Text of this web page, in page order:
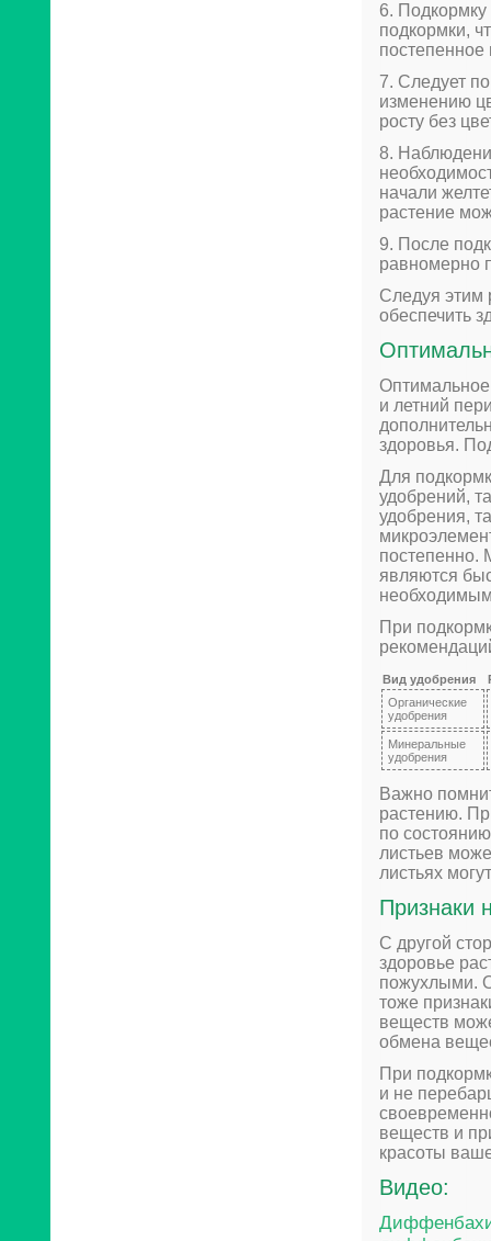
6.
подкормки,
7. Следует
изменению
росту без
8.
начали
растение
9. После
равномерно
Следуя этим
обеспечить
и летний
здоровья.
Для
удобрений,
удобрения,
постепенно.
являются
необходимым
При
Вид удобрения
Органические
удобрения
Минеральные
удобрения
Важно
растению.
по
листьев
листьях
Признаки
С другой
здоровье
пожухлыми.
тоже
веществ
обмена
При
и не
веществ и
красоты
Видео: